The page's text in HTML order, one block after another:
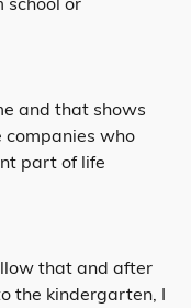
and that shows
companies who
part of life
that and after
the kindergarten, I